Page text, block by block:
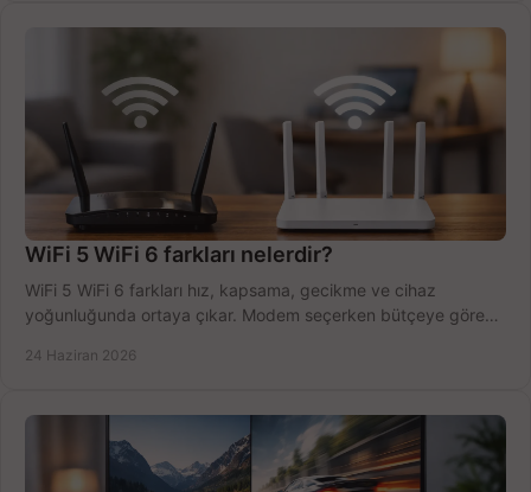
WiFi 5 WiFi 6 farkları nelerdir?
WiFi 5 WiFi 6 farkları hız, kapsama, gecikme ve cihaz
yoğunluğunda ortaya çıkar. Modem seçerken bütçeye göre
24 Haziran 2026